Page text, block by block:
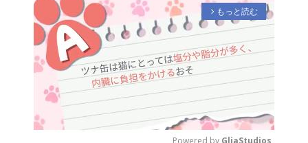
arrow_forward_ios もっと読む
Powered by GliaStudios